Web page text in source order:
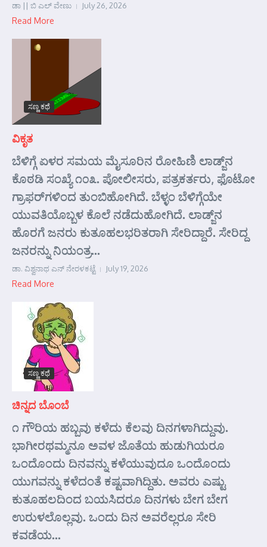
ಡಾ || ಬಿ ಎಲ್ ವೇಣು July 26, 2026
Read More
ಸಣ್ಣ ಕಥೆ
ವಿಕೃತ
ಬೆಳಿಗ್ಗೆ ಏಳರ ಸಮಯ ಮೈಸೂರಿನ ರೋಹಿಣಿ ಲಾಡ್ಜ್‌ನ
ಕೊಠಡಿ ಸಂಖ್ಯೆ ೧೦೩. ಪೋಲೀಸರು, ಪತ್ರಕರ್ತರು, ಫೊಟೋ
ಗ್ರಾಫರ್‌ಗಳಿಂದ ತುಂಬಿಹೋಗಿದೆ. ಬೆಳ್ಳಂ ಬೆಳಿಗ್ಗೆಯೇ
ಯುವತಿಯೊಬ್ಬಳ ಕೊಲೆ ನಡೆದುಹೋಗಿದೆ. ಲಾಡ್ಜ್‌ನ
ಹೊರಗೆ ಜನರು ಕುತೂಹಲಭರಿತರಾಗಿ ಸೇರಿದ್ದಾರೆ. ಸೇರಿದ್ದ
ಜನರನ್ನು ನಿಯಂತ್ರ...
ಡಾ. ವಿಶ್ವನಾಥ ಎನ್ ನೇರಳಕಟ್ಟೆ July 19, 2026
Read More
ಸಣ್ಣ ಕಥೆ
ಚಿನ್ನದ ಬೊಂಬೆ
೧ ಗೌರಿಯ ಹಬ್ಬವು ಕಳೆದು ಕೆಲವು ದಿನಗಳಾಗಿದ್ದುವು.
ಭಾಗೀರಥಮ್ಮನೂ ಅವಳ ಜೊತೆಯ ಹುಡುಗಿಯರೂ
ಒಂದೊಂದು ದಿನವನ್ನು ಕಳೆಯುವುದೂ ಒಂದೊಂದು
ಯುಗವನ್ನು ಕಳೆದಂತೆ ಕಷ್ಟವಾಗಿದ್ದಿತು. ಅವರು ಎಷ್ಟು
ಕುತೂಹಲದಿಂದ ಬಯಸಿದರೂ ದಿನಗಳು ಬೇಗ ಬೇಗ
ಉರುಳಲೊಲ್ಲವು. ಒಂದು ದಿನ ಅವರೆಲ್ಲರೂ ಸೇರಿ
ಕವಡೆಯ...